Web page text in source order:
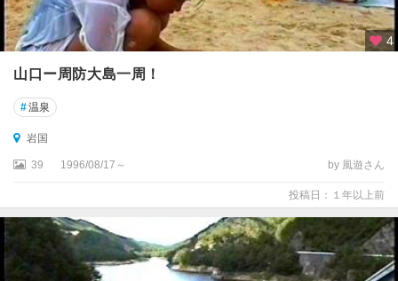
4
山口ー周防大島一周！
#温泉
岩国
39 1996/08/17～ by 風遊さん
投稿日：１年以上前